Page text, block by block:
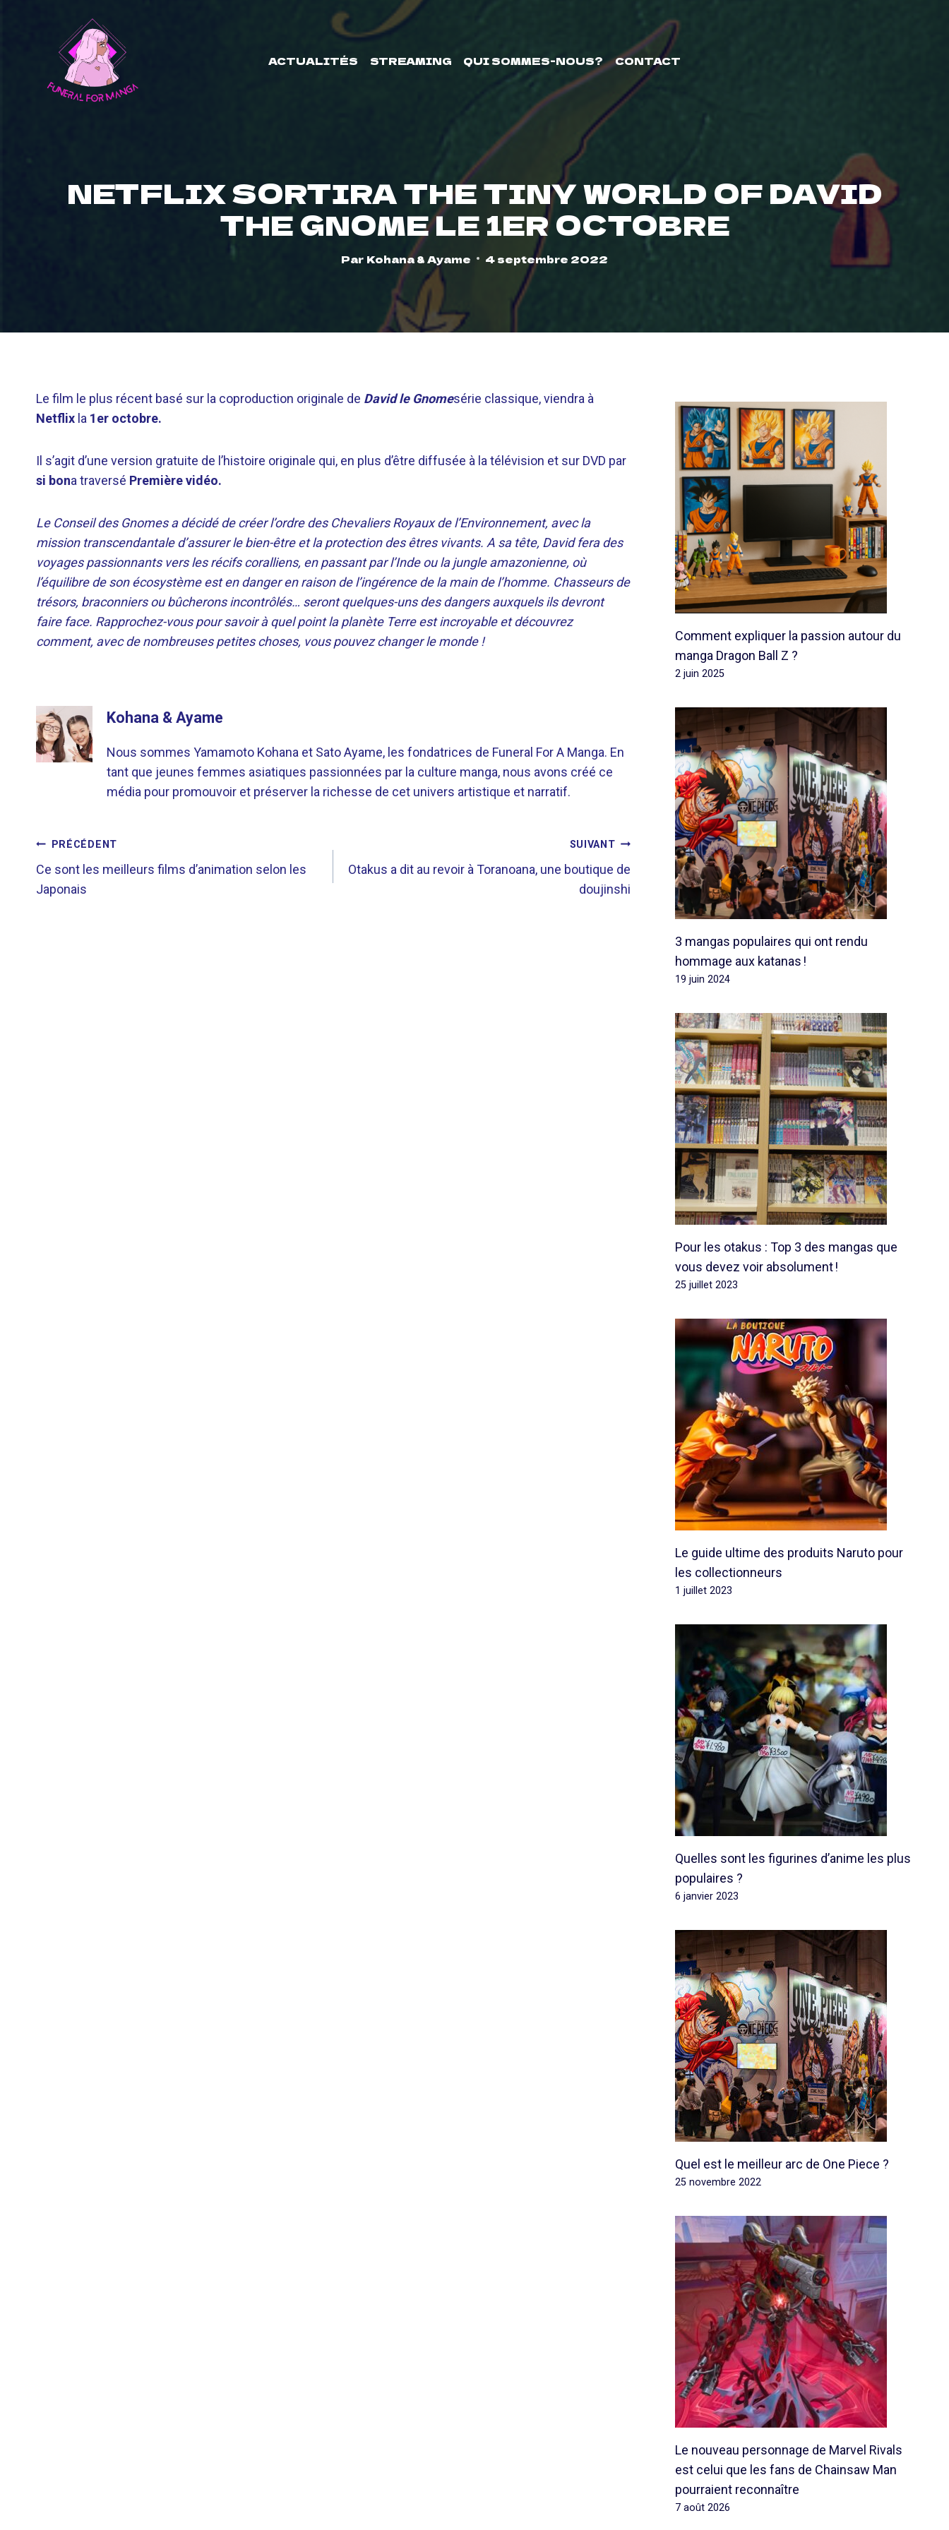
ACTUALITÉS STREAMING QUI SOMMES-NOUS? CONTACT
NETFLIX SORTIRA THE TINY WORLD OF DAVID
THE GNOME LE 1ER OCTOBRE
Par Kohana & Ayame 4 septembre 2022
Le film le plus récent basé sur la coproduction originale de David le Gnomesérie classique, viendra à
Netflix la 1er octobre.
Il s’agit d’une version gratuite de l’histoire originale qui, en plus d’être diffusée à la télévision et sur DVD par
si bona traversé Première vidéo.
Le Conseil des Gnomes a décidé de créer l’ordre des Chevaliers Royaux de l’Environnement, avec la
mission transcendantale d’assurer le bien-être et la protection des êtres vivants. A sa tête, David fera des
voyages passionnants vers les récifs coralliens, en passant par l’Inde ou la jungle amazonienne, où
l’équilibre de son écosystème est en danger en raison de l’ingérence de la main de l’homme. Chasseurs de
trésors, braconniers ou bûcherons incontrôlés… seront quelques-uns des dangers auxquels ils devront
faire face. Rapprochez-vous pour savoir à quel point la planète Terre est incroyable et découvrez
comment, avec de nombreuses petites choses, vous pouvez changer le monde !
Kohana & Ayame
Nous sommes Yamamoto Kohana et Sato Ayame, les fondatrices de Funeral For A Manga. En
tant que jeunes femmes asiatiques passionnées par la culture manga, nous avons créé ce
média pour promouvoir et préserver la richesse de cet univers artistique et narratif.
NAVIGATION
DE
PRÉCÉDENT
Ce sont les meilleurs films d’animation selon les
Japonais
SUIVANT
Otakus a dit au revoir à Toranoana, une boutique de
doujinshi
Comment expliquer la passion autour du
manga Dragon Ball Z ?
2 juin 2025
3 mangas populaires qui ont rendu
hommage aux katanas !
19 juin 2024
Pour les otakus : Top 3 des mangas que
vous devez voir absolument !
25 juillet 2023
Le guide ultime des produits Naruto pour
les collectionneurs
1 juillet 2023
Quelles sont les figurines d’anime les plus
populaires ?
6 janvier 2023
Quel est le meilleur arc de One Piece ?
25 novembre 2022
Le nouveau personnage de Marvel Rivals
est celui que les fans de Chainsaw Man
pourraient reconnaître
7 août 2026